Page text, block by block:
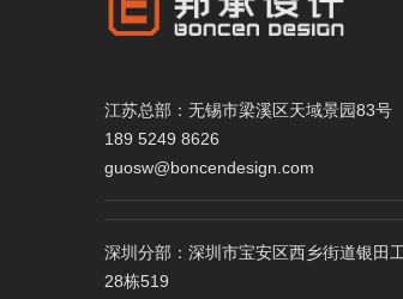
江苏总部：无锡市梁溪区天域景园83号
189 5249 8626
guosw@boncendesign.com
深圳分部：深圳市宝安区西乡街道银田
28栋519